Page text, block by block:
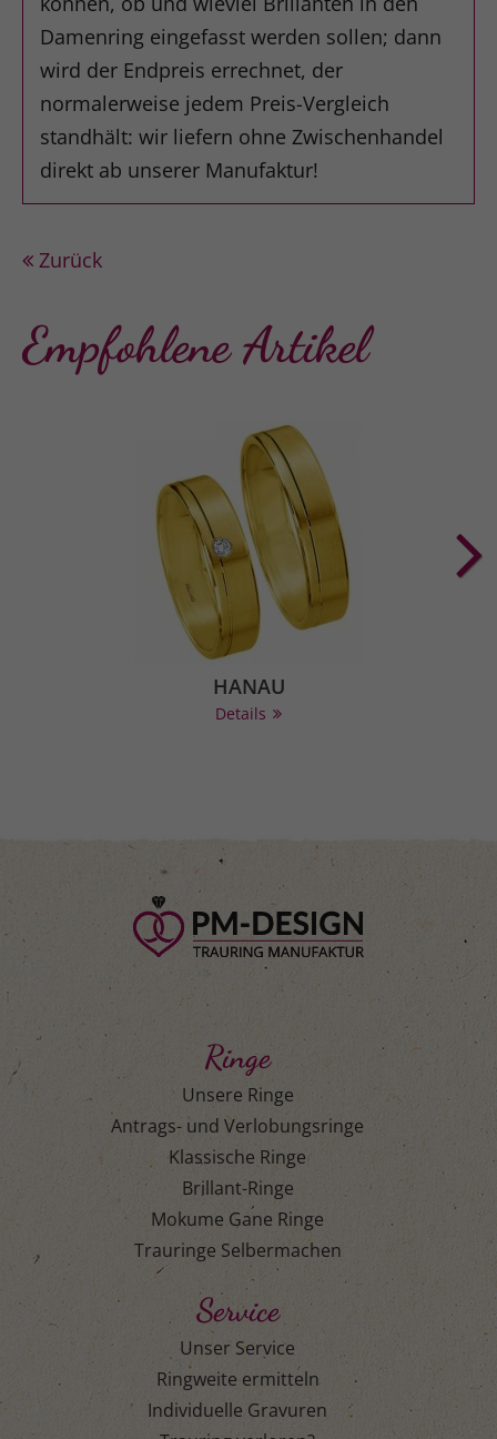
Damenring eingefasst werden sollen; dann
wird der Endpreis errechnet, der
normalerweise jedem Preis-Vergleich
standhält: wir liefern ohne Zwischenhandel
direkt ab unserer Manufaktur!
Zurück
Empfohlene Artikel
HANAU
Details
Ringe
Unsere Ringe
Antrags- und Verlobungsringe
Klassische Ringe
Brillant-Ringe
Mokume Gane Ringe
Trauringe Selbermachen
Service
Unser Service
Ringweite ermitteln
Individuelle Gravuren